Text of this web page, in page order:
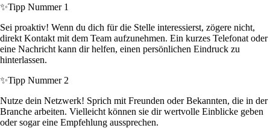
✨Tipp Nummer 1
Sei proaktiv! Wenn du dich für die Stelle interessierst, zögere nicht,
direkt Kontakt mit dem Team aufzunehmen. Ein kurzes Telefonat oder
eine Nachricht kann dir helfen, einen persönlichen Eindruck zu
hinterlassen.
✨Tipp Nummer 2
Nutze dein Netzwerk! Sprich mit Freunden oder Bekannten, die in der
Branche arbeiten. Vielleicht können sie dir wertvolle Einblicke geben
oder sogar eine Empfehlung aussprechen.